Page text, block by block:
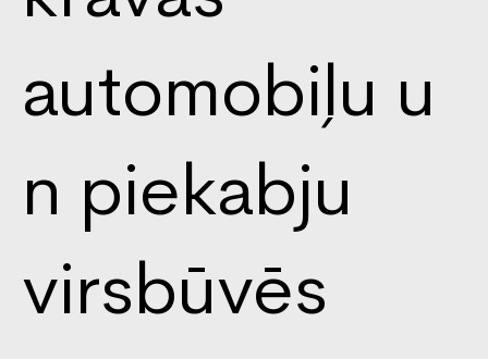
automobiļu u
n piekabju
virsbūvēs